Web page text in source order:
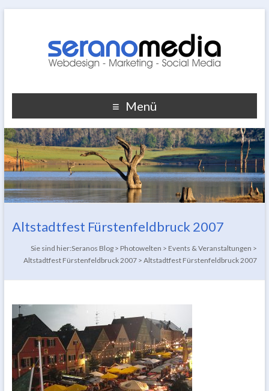
Menü
Altstadtfest Fürstenfeldbruck 2007
Sie sind hier:Seranos Blog > Photowelten > Events & Veranstaltungen >
Altstadtfest Fürstenfeldbruck 2007 >Altstadtfest Fürstenfeldbruck 2007